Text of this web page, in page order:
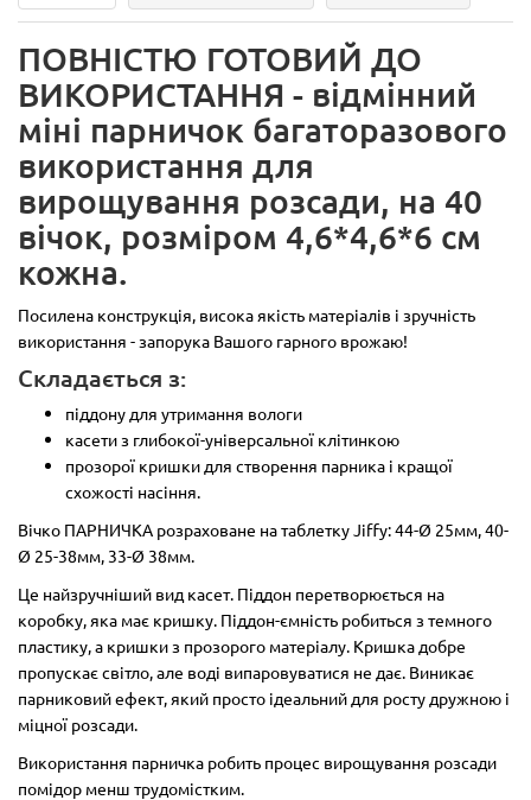
ПОВНІСТЮ ГОТОВИЙ ДО
ВИКОРИСТАННЯ - відмінний
міні парничок багаторазового
використання для
вирощування розсади, на 40
вічок, розміром 4,6*4,6*6 см
кожна.
Посилена конструкція, висока якість матеріалів і зручність
використання - запорука Вашого гарного врожаю!
Складається з:
піддону для утримання вологи
касети з глибокої-універсальної клітинкою
прозорої кришки для створення парника і кращої
схожості насіння.
Вічко ПАРНИЧКА розраховане на таблетку Jiffy: 44-Ø 25мм, 40-
Ø 25-38мм, 33-Ø 38мм.
Це найзручніший вид касет. Піддон перетворюється на
коробку, яка має кришку. Піддон-ємність робиться з темного
пластику, а кришки з прозорого матеріалу. Кришка добре
пропускає світло, але воді випаровуватися не дає. Виникає
парниковий ефект, який просто ідеальний для росту дружною і
міцної розсади.
Використання парничка робить процес вирощування розсади
помідор менш трудомістким.